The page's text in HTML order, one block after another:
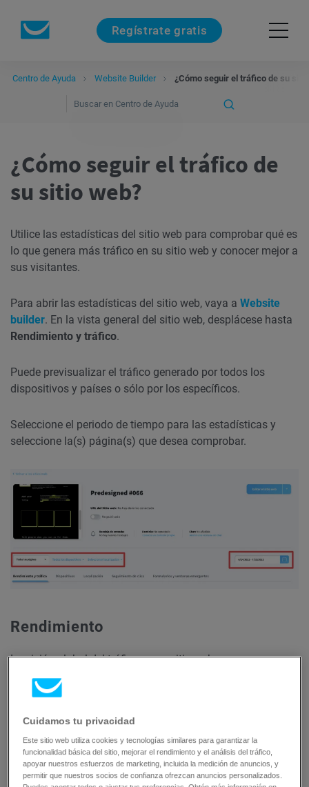
Regístrate gratis
Centro de Ayuda Website Builder ¿Cómo seguir el tráfico de su
¿Cómo seguir el tráfico de
su sitio web?
Utilice las estadísticas del sitio web para comprobar qué es
lo que genera más tráfico en su sitio web y conocer mejor a
sus visitantes.
Para abrir las estadísticas del sitio web, vaya a Website
builder. En la vista general del sitio web, desplácese hasta
Rendimiento y tráfico.
Puede previsualizar el tráfico generado por todos los
dispositivos y países o sólo por los específicos.
Seleccione el periodo de tiempo para las estadísticas y
seleccione la(s) página(s) que desea comprobar.
Rendimiento
La visión global del tráfico en su sitio web.
Páginas vistas
páginas de su sitio web fueron vistas o
actualizadas durante el período de tiempo que
ha seleccionado.
VisitasEl número de sesiones de navegación
Cuidamos tu privacidad
Este sitio web utiliza cookies y tecnologías similares para garantizar la
funcionalidad básica del sitio, mejorar el rendimiento y el análisis del tráfico,
apoyar nuestros esfuerzos de marketing, incluida la medición de anuncios, y
permitir que nuestros socios de confianza ofrezcan anuncios personalizados.